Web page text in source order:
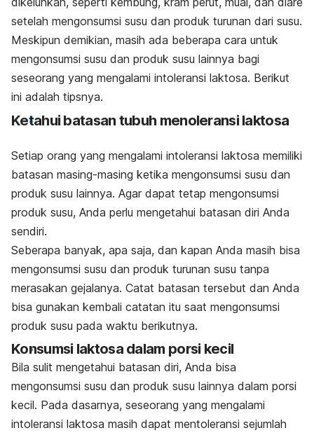
setelah mengonsumsi susu dan produk turunan dari susu.
Meskipun demikian, masih ada beberapa cara untuk
mengonsumsi susu dan produk susu lainnya bagi
seseorang yang mengalami intoleransi laktosa. Berikut
ini adalah tipsnya.
Ketahui batasan tubuh menoleransi laktosa
Setiap orang yang mengalami intoleransi laktosa memiliki
batasan masing-masing ketika mengonsumsi susu dan
produk susu lainnya. Agar dapat tetap mengonsumsi
produk susu, Anda perlu mengetahui batasan diri Anda
sendiri.
Seberapa banyak, apa saja, dan kapan Anda masih bisa
mengonsumsi susu dan produk turunan susu tanpa
merasakan gejalanya. Catat batasan tersebut dan Anda
bisa gunakan kembali catatan itu saat mengonsumsi
produk susu pada waktu berikutnya.
Konsumsi laktosa dalam porsi kecil
Bila sulit mengetahui batasan diri, Anda bisa
mengonsumsi susu dan produk susu lainnya dalam porsi
kecil. Pada dasarnya, seseorang yang mengalami
intoleransi laktosa masih dapat mentoleransi sejumlah